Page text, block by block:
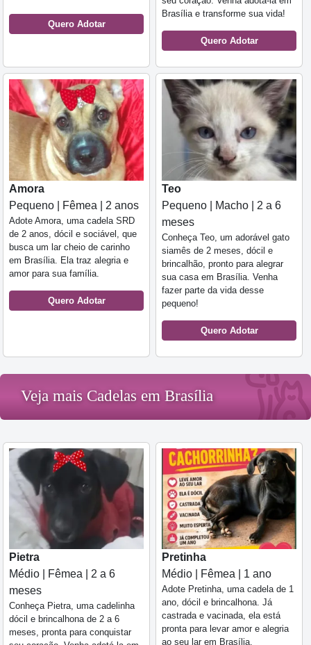
Quero Adotar
Brasília e transforme sua vida!
Quero Adotar
Amora
Pequeno | Fêmea | 2 anos
Adote Amora, uma cadela SRD
de 2 anos, dócil e sociável, que
busca um lar cheio de carinho
em Brasília. Ela traz alegria e
amor para sua família.
Quero Adotar
Teo
Pequeno | Macho | 2 a 6
meses
Conheça Teo, um adorável gato
siamês de 2 meses, dócil e
brincalhão, pronto para alegrar
sua casa em Brasília. Venha
fazer parte da vida desse
pequeno!
Quero Adotar
Veja mais Cadelas em Brasília
Pietra
Médio | Fêmea | 2 a 6
meses
Conheça Pietra, uma cadelinha
dócil e brincalhona de 2 a 6
meses, pronta para conquistar
Pretinha
Médio | Fêmea | 1 ano
Adote Pretinha, uma cadela de 1
ano, dócil e brincalhona. Já
castrada e vacinada, ela está
pronta para levar amor e alegria
ao seu lar em Brasília.